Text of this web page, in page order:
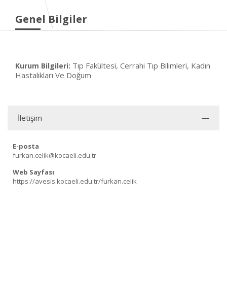
Genel Bilgiler
Kurum Bilgileri: Tıp Fakültesi, Cerrahi Tıp Bilimleri, Kadın
Hastalıkları Ve Doğum
İletişim
E-posta
furkan.celik@kocaeli.edu.tr
Web Sayfası
https://avesis.kocaeli.edu.tr/furkan.celik